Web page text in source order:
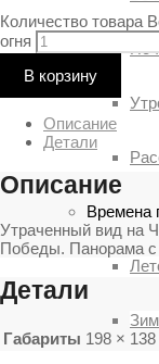
Времена
Количество товара
огня
В корзину
Описание
Детали
Описание
Утраченный вид на
Победы. Панорама
Детали
Габариты 198 ×